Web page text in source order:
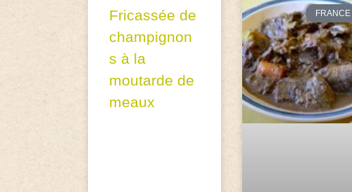
Fricassée de
champignon
s à la
moutarde de
meaux
FRANCE